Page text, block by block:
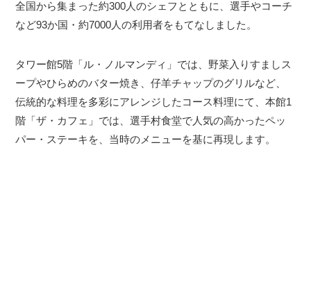
全国から集まった約300人のシェフとともに、選手やコーチ
など93か国・約7000人の利用者をもてなしました。
タワー館5階「ル・ノルマンディ」では、野菜入りすましス
ープやひらめのバター焼き、仔羊チャップのグリルなど、
伝統的な料理を多彩にアレンジしたコース料理にて、本館1
階「ザ・カフェ」では、選手村食堂で人気の高かったペッ
パー・ステーキを、当時のメニューを基に再現します。